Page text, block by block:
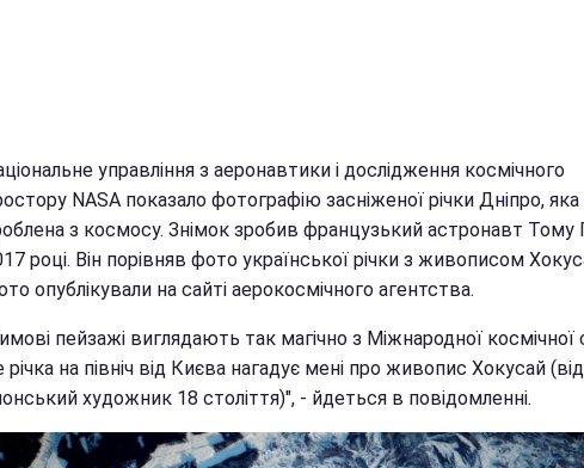
управління з аеронавтики і дослідження космічного
NASA показало фотографію засніженої річки Дніпро, яка
з космосу. Знімок зробив французький астронавт Тому
році. Він порівняв фото української річки з живописом
опублікували на сайті аерокосмічного агентства.
пейзажі виглядають так магічно з Міжнародної космічної
річка на північ від Києва нагадує мені про живопис Хокусай
художник 18 століття)", - йдеться в повідомленні.